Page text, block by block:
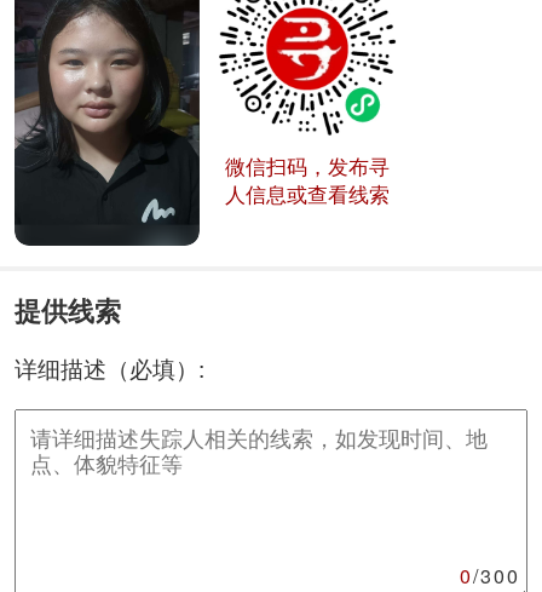
微信扫码，发布寻
人信息或查看线索
提供线索
详细描述（必填）:
0/300